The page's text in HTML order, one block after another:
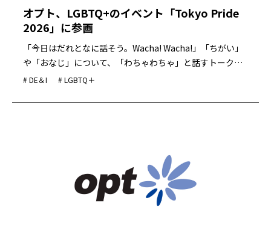
オプト、LGBTQ+のイベント「Tokyo Pride
2026」に参画
「今日はだれとなに話そう。Wacha! Wacha!」「ちがい」
や「おなじ」について、「わちゃわちゃ」と話すトークテ
ーマを紹介
# DE＆I # LGBTQ＋